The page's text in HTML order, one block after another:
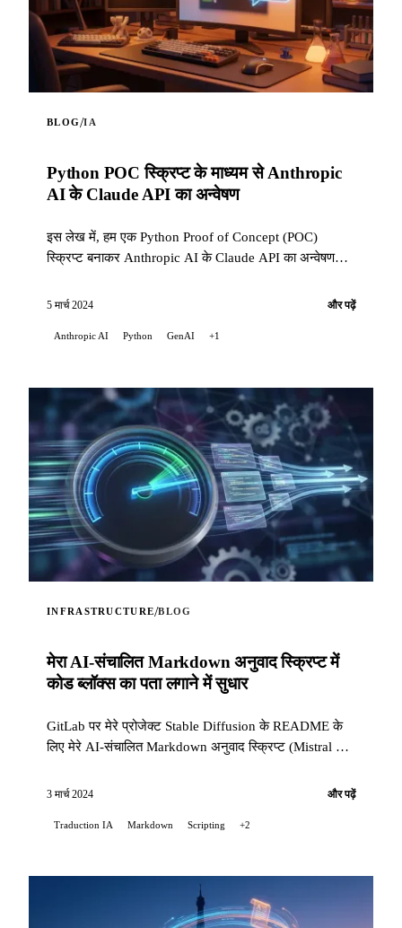
BLOG/IA
Python POC स्क्रिप्ट के माध्यम से Anthropic
AI के Claude API का अन्वेषण
इस लेख में, हम एक Python Proof of Concept (POC)
स्क्रिप्ट बनाकर Anthropic AI के Claude API का अन्वेषण
5 मार्च 2024 और पढ़ें
Anthropic AI Python GenAI +1
INFRASTRUCTURE/BLOG
मेरा AI-संचालित Markdown अनुवाद स्क्रिप्ट में
कोड ब्लॉक्स का पता लगाने में सुधार
GitLab पर मेरे प्रोजेक्ट Stable Diffusion के README के
लिए मेरे AI-संचालित Markdown अनुवाद स्क्रिप्ट (Mistral AI
3 मार्च 2024 और पढ़ें
Traduction IA Markdown Scripting +2